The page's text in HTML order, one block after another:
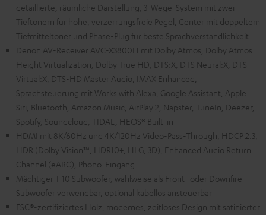
detaillierte, räumliche Darstellung, 3-Wege-System mit zwei
Tieftönern für hohe, verzerrungsfreie Pegel, Center mit doppeltem
Tiefmitteltöner und Phase-Plug für beste Sprachverständlichkeit
Denon AV-Receiver AVC-X3800H mit Dolby Atmos, Dolby Atmos
Height Virtualization, Dolby True HD, DTS:X, DTS Neural:X, DTS
Virtual:X, DTS-HD Master Audio, IMAX Enhanced,
Sprachsteuerung mit Works with Alexa, Google Assistant, Apple
Siri, Bluetooth, Amazon Music, AirPlay 2, Napster, TuneIn, Deezer,
Spotify, Soundcloud, TIDAL, HEOS® Built-in
HDMI mit 8K/60Hz und 4K/120Hz Video-Pass-Through, HDCP 2.3,
HDR (Dolby Vision™, HDR10+, HLG, 3D), Enhanced Audio Return
Channel (eARC), Phono-Eingang
Mächtiger T 10 Subwoofer, wahlweise als Front- oder Downfire-
Subwoofer verwendbar, optional kabellos ansteuerbar
FSC®-zertifiziertes Holz, modernes, zeitloses Design mit satinierter